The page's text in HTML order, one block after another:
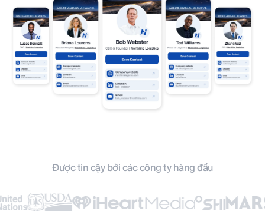
Được tin cậy bởi các công ty hàng đầu